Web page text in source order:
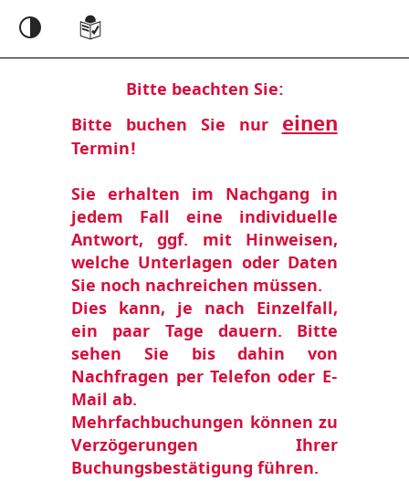
Bitte beachten Sie:
Bitte buchen Sie nur einen
Termin!
Sie erhalten im Nachgang in
jedem Fall eine individuelle
Antwort, ggf. mit Hinweisen,
welche Unterlagen oder Daten
Sie noch nachreichen müssen.
Dies kann, je nach Einzelfall,
ein paar Tage dauern. Bitte
sehen Sie bis dahin von
Nachfragen per Telefon oder E-
Mail ab.
Mehrfachbuchungen können zu
Verzögerungen Ihrer
Buchungsbestätigung führen.